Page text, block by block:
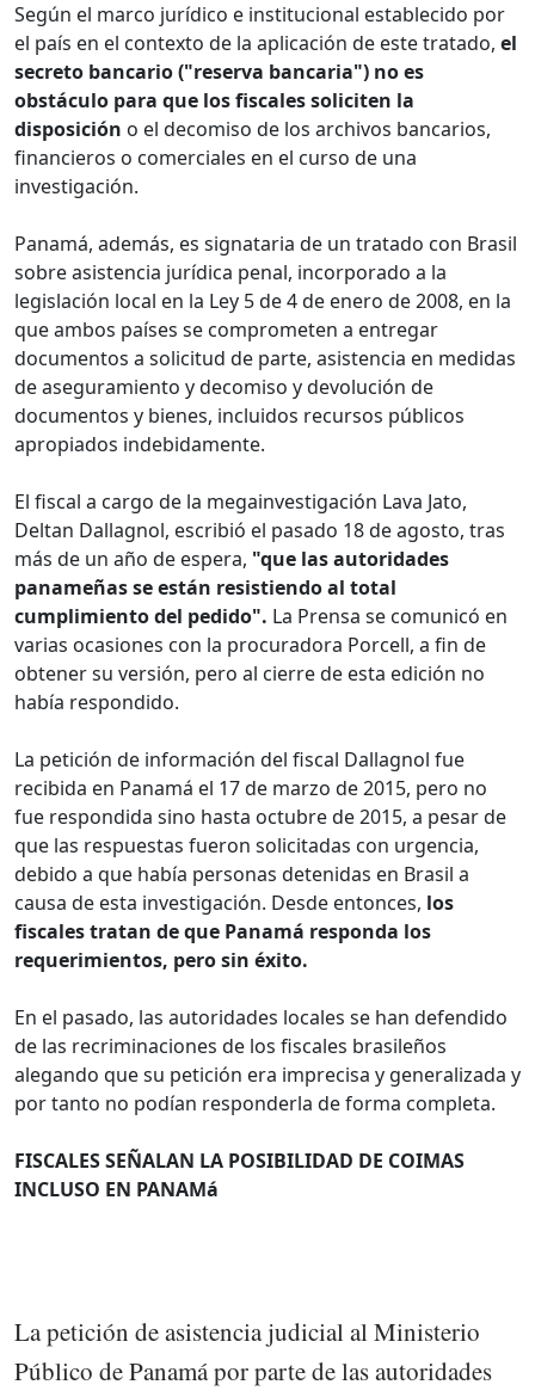
Según el marco jurídico e institucional establecido por
el país en el contexto de la aplicación de este tratado, el
secreto bancario ("reserva bancaria") no es
obstáculo para que los fiscales soliciten la
disposición o el decomiso de los archivos bancarios,
financieros o comerciales en el curso de una
investigación.
Panamá, además, es signataria de un tratado con Brasil
sobre asistencia jurídica penal, incorporado a la
legislación local en la Ley 5 de 4 de enero de 2008, en la
que ambos países se comprometen a entregar
documentos a solicitud de parte, asistencia en medidas
de aseguramiento y decomiso y devolución de
documentos y bienes, incluidos recursos públicos
apropiados indebidamente.
El fiscal a cargo de la megainvestigación Lava Jato,
Deltan Dallagnol, escribió el pasado 18 de agosto, tras
más de un año de espera, "que las autoridades
panameñas se están resistiendo al total
cumplimiento del pedido". La Prensa se comunicó en
varias ocasiones con la procuradora Porcell, a fin de
obtener su versión, pero al cierre de esta edición no
había respondido.
La petición de información del fiscal Dallagnol fue
recibida en Panamá el 17 de marzo de 2015, pero no
fue respondida sino hasta octubre de 2015, a pesar de
que las respuestas fueron solicitadas con urgencia,
debido a que había personas detenidas en Brasil a
causa de esta investigación. Desde entonces, los
fiscales tratan de que Panamá responda los
requerimientos, pero sin éxito.
En el pasado, las autoridades locales se han defendido
de las recriminaciones de los fiscales brasileños
alegando que su petición era imprecisa y generalizada y
por tanto no podían responderla de forma completa.
FISCALES SEÑALAN LA POSIBILIDAD DE COIMAS
INCLUSO EN PANAMá
La petición de asistencia judicial al Ministerio
Público de Panamá por parte de las autoridades